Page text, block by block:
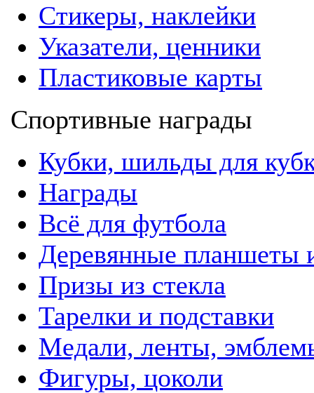
Стикеры, наклейки
Указатели, ценники
Пластиковые карты
Спортивные награды
Кубки, шильды для
Награды
Всё для футбола
Деревянные планшеты
Призы из стекла
Тарелки и подставки
Медали, ленты,
Фигуры, цоколи